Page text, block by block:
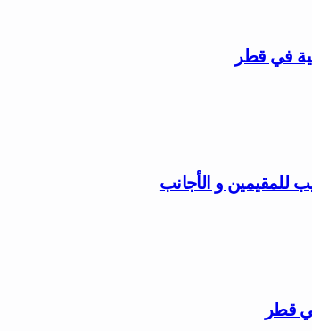
في قطر
للمقيمين و الأجانب
قطر